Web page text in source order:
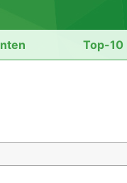
Top-10